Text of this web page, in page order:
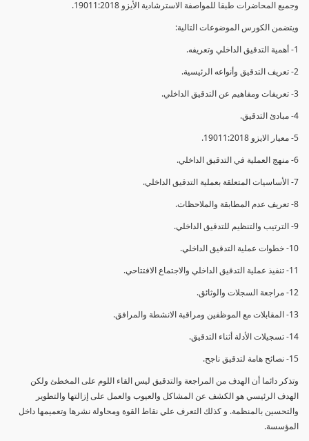
وجميع المحاضرات طبقا للمواصفة الاسترشادية الأيزو 19011:2018.
ويتضمن الكورس الموضوعات التالية:
1- أهمية التدقيق الداخلي وتعريفه.
2- تعريف التدقيق وأنواعه الرئيسية.
3- تعريفات ومفاهيم عن التدقيق الداخلي.
4- مبادئ التدقيق.
5- معيار الايزو 19011:2018.
6- منهج العملية في التدقيق الداخلي.
7- الأساسيات المتعلقة بعملية التدقيق الداخلي.
8- تعريف عدم المطابقة والملاحظات.
9- الترتيب والتنظيم للتدقيق الداخلي.
10- خطوات عملية التدقيق الداخلي.
11- تنفيذ عملية التدقيق الداخلي والاجتماع الافتتاحي.
12- مراجعة السجلات والوثائق.
13- المقابلات مع الموظفين ومراقبة الانشطة والمرافق.
14- تسجيلات الأدلة أثناء التدقيق.
15- نصائح هامة لتدقيق ناجح.
وتذكر دائما أن الهدف من المراجعة والتدقيق ليس القاء اللوم على المخطئ ولكن
الهدف الرئيسي هو الكشف عن المشاكل والعيوب والعمل على إزالتها والتطوير
والتحسين بالمنظمة. و كذلك التعرف علي نقاط القوة ومحاولة نشرها وتعميمها داخل
المؤسسة.